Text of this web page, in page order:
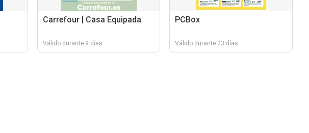
Carrefour | Casa Equipada
Válido durante 9 días
PCBox
Válido durante 23 días